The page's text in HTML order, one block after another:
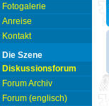
Fotogalerie
Anreise
Kontakt
Die Szene
Diskussionsforum
Forum Archiv
Forum (englisch)